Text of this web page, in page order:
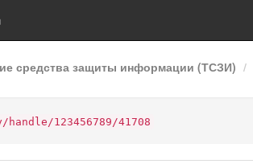
средства защиты информации (ТСЗИ)
123456789/41708